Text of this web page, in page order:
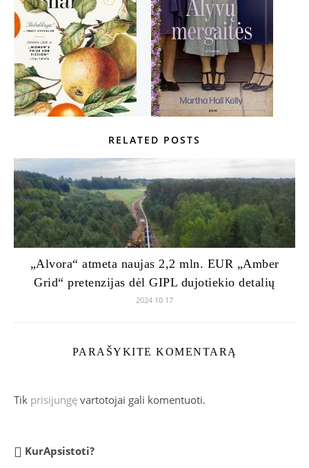
RELATED POSTS
„Alvora“ atmeta naujas 2,2 mln. EUR „Amber
Grid“ pretenzijas dėl GIPL dujotiekio detalių
2024 10 17
PARAŠYKITE KOMENTARĄ
Tik prisijungę vartotojai gali komentuoti.
KurApsistoti?